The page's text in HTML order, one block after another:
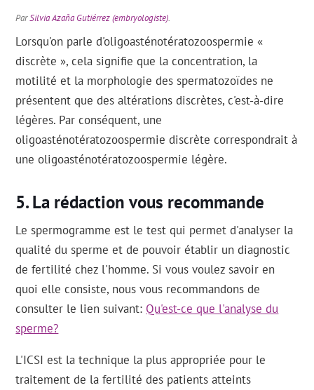
ParSilvia Azaña Gutiérrez (embryologiste).
Lorsqu'on parle d'oligoasténotératozoospermie «
discrète », cela signifie que la concentration, la
motilité et la morphologie des spermatozoïdes ne
présentent que des altérations discrètes, c'est-à-dire
légères. Par conséquent, une
oligoasténotératozoospermie discrète correspondrait à
une oligoasténotératozoospermie légère.
La rédaction vous recommande
Le spermogramme est le test qui permet d'analyser la
qualité du sperme et de pouvoir établir un diagnostic
de fertilité chez l'homme. Si vous voulez savoir en
quoi elle consiste, nous vous recommandons de
consulter le lien suivant: Qu'est-ce que l'analyse du
sperme?
L'ICSI est la technique la plus appropriée pour le
traitement de la fertilité des patients atteints